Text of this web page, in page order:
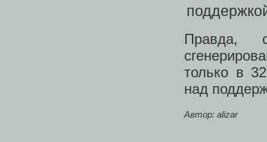
Правда,
только в
над
Автор: alizar